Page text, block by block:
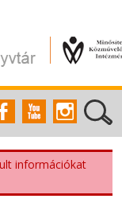
információkat